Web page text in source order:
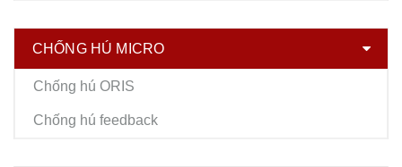
CHỐNG HÚ MICRO
Chống hú ORIS
Chống hú feedback